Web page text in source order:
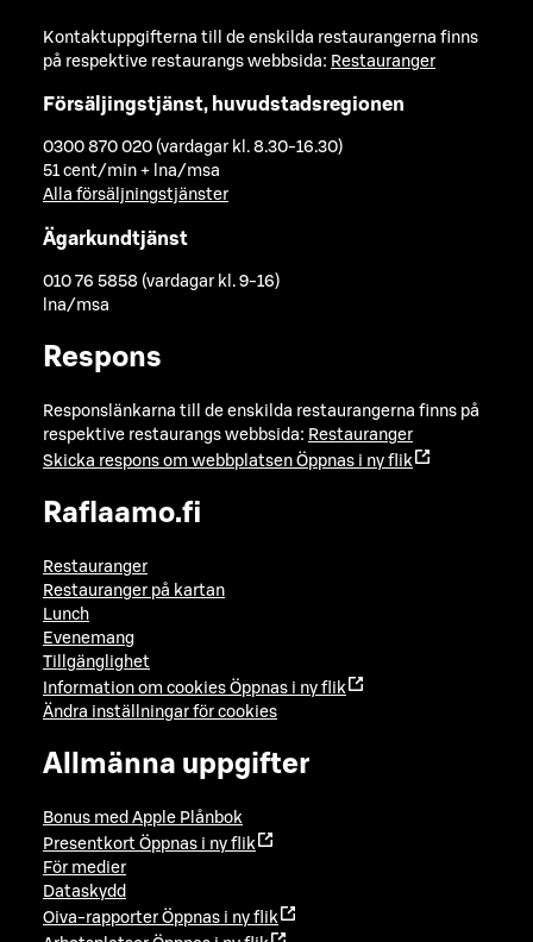
Kontaktuppgifterna till de enskilda restaurangerna finns
på respektive restaurangs webbsida: Restauranger
Försäljingstjänst, huvudstadsregionen
0300 870 020 (vardagar kl. 8.30-16.30)
51 cent/min + lna/msa
Alla försäljningstjänster
Ägarkundtjänst
010 76 5858 (vardagar kl. 9-16)
lna/msa
Respons
Responslänkarna till de enskilda restaurangerna finns på
respektive restaurangs webbsida: Restauranger
Skicka respons om webbplatsen Öppnas i ny flik
Raflaamo.fi
Restauranger
Restauranger på kartan
Lunch
Evenemang
Tillgänglighet
Information om cookies Öppnas i ny flik
Ändra inställningar för cookies
Allmänna uppgifter
Bonus med Apple Plånbok
Presentkort Öppnas i ny flik
För medier
Dataskydd
Oiva-rapporter Öppnas i ny flik